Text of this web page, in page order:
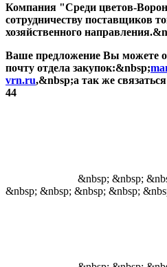
Компания "Среди цветов-
сотрудничеству поставщиков
хозяйственного
Ваше предложение Вы можете
почту отдела закупок:&nbsp;
vrn.ru,&nbsp;а так же
44
&nbsp; &nbsp;
&nbsp; &nbsp; &nbsp; &nbsp;